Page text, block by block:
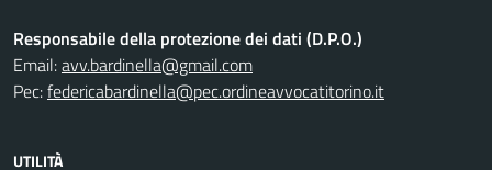
Responsabile della protezione dei dati (D.P.O.)
Email:avv.bardinella@gmail.com
Pec:federicabardinella@pec.ordineavvocatitorino.it
UTILITÀ